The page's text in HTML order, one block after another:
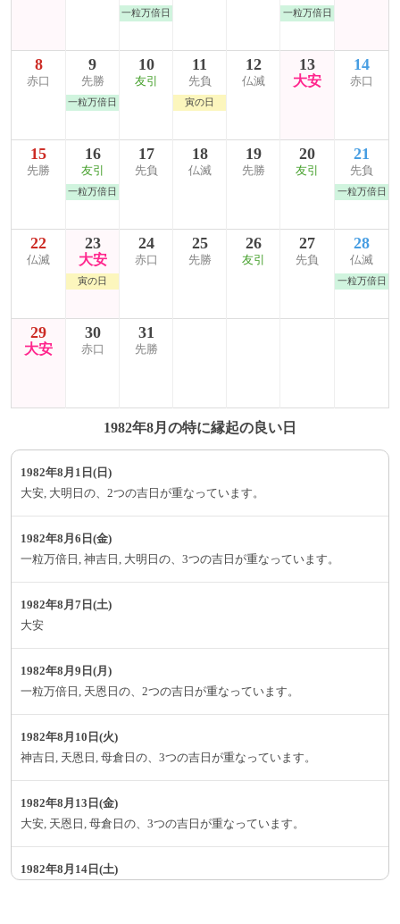
一粒万倍日 一粒万倍日
8
赤口
9
先勝
一粒万倍日
10
友引
11
先負
寅の日
12
仏滅
13
大安
14
赤口
15
先勝
16
友引
一粒万倍日
17
先負
18
仏滅
19
先勝
20
友引
21
先負
一粒万倍日
22
仏滅
23
大安
寅の日
24
赤口
25
先勝
26
友引
27
先負
28
仏滅
一粒万倍日
29
大安
30
赤口
31
先勝
1982年8月の特に縁起の良い日
1982年8月1日(日)
大安, 大明日の、2つの吉日が重なっています。
1982年8月6日(金)
一粒万倍日, 神吉日, 大明日の、3つの吉日が重なっています。
1982年8月7日(土)
大安
1982年8月9日(月)
一粒万倍日, 天恩日の、2つの吉日が重なっています。
1982年8月10日(火)
神吉日, 天恩日, 母倉日の、3つの吉日が重なっています。
1982年8月13日(金)
大安, 天恩日, 母倉日の、3つの吉日が重なっています。
1982年8月14日(土)